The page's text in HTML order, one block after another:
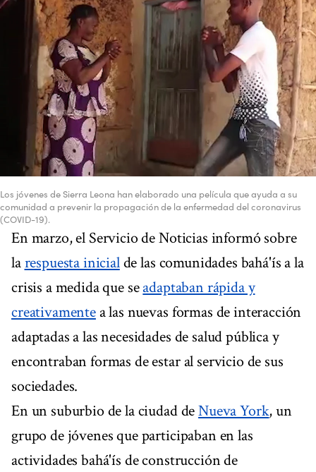
Los jóvenes de Sierra Leona han elaborado una película que ayuda a su
comunidad a prevenir la propagación de la enfermedad del coronavirus
(COVID-19).
En marzo, el Servicio de Noticias informó sobre
larespuesta inicialde las comunidades bahá'ís a la
crisis a medida que seadaptaban rápida y
creativamentea las nuevas formas de interacción
adaptadas a las necesidades de salud pública y
encontraban formas de estar al servicio de sus
sociedades.
En un suburbio de la ciudad deNueva York, un
grupo de jóvenes que participaban en las
actividades bahá'ís de construcción de